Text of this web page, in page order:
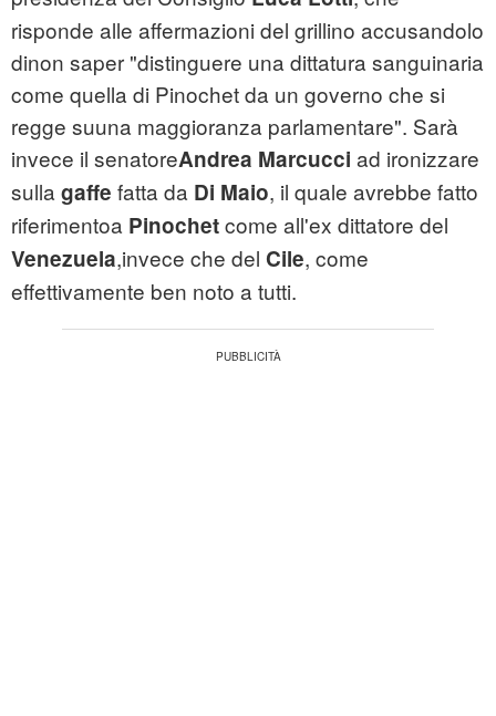
risponde alle affermazioni del grillino accusandolo
dinon saper "distinguere una dittatura sanguinaria
come quella di Pinochet da un governo che si
regge suuna maggioranza parlamentare". Sarà
invece il senatoreAndrea Marcucci ad ironizzare
sulla gaffe fatta da Di Maio, il quale avrebbe fatto
riferimentoa Pinochetcome all'ex dittatore del
Venezuela,invece che del Cile, come
effettivamente ben noto a tutti.